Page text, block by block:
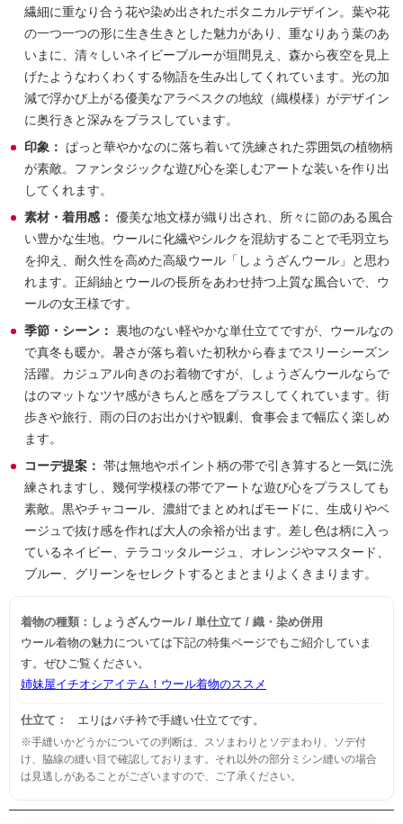
繊細に重なり合う花や染め出されたボタニカルデザイン。葉や花
の一つ一つの形に生き生きとした魅力があり、重なりあう葉のあ
いまに、清々しいネイビーブルーが垣間見え、森から夜空を見上
げたようなわくわくする物語を生み出してくれています。光の加
減で浮かび上がる優美なアラベスクの地紋（織模様）がデザイン
に奥行きと深みをプラスしています。
印象： ぱっと華やかなのに落ち着いて洗練された雰囲気の植物柄
が素敵。ファンタジックな遊び心を楽しむアートな装いを作り出
してくれます。
素材・着用感： 優美な地文様が織り出され、所々に節のある風合
い豊かな生地。ウールに化繊やシルクを混紡することで毛羽立ち
を抑え、耐久性を高めた高級ウール「しょうざんウール」と思わ
れます。正絹紬とウールの長所をあわせ持つ上質な風合いで、ウ
ールの女王様です。
季節・シーン： 裏地のない軽やかな単仕立てですが、ウールなの
で真冬も暖か。暑さが落ち着いた初秋から春までスリーシーズン
活躍。カジュアル向きのお着物ですが、しょうざんウールならで
はのマットなツヤ感がきちんと感をプラスしてくれています。街
歩きや旅行、雨の日のお出かけや観劇、食事会まで幅広く楽しめ
ます。
コーデ提案： 帯は無地やポイント柄の帯で引き算すると一気に洗
練されますし、幾何学模様の帯でアートな遊び心をプラスしても
素敵。黒やチャコール、濃紺でまとめればモードに、生成りやベ
ージュで抜け感を作れば大人の余裕が出ます。差し色は柄に入っ
ているネイビー、テラコッタルージュ、オレンジやマスタード、
ブルー、グリーンをセレクトするとまとまりよくきまります。
着物の種類：しょうざんウール / 単仕立て / 織・染め併用
ウール着物の魅力については下記の特集ページでもご紹介していま
す。ぜひご覧ください。
姉妹屋イチオシアイテム！ウール着物のススメ
仕立て： エリはバチ衿で手縫い仕立てです。
※手縫いかどうかについての判断は、スソまわりとソデまわり、ソデ付
け、脇線の縫い目で確認しております。それ以外の部分ミシン縫いの場合
は見逃しがあることがございますので、ご了承ください。